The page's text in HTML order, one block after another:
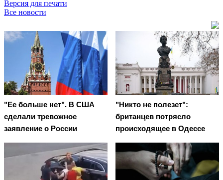
Версия для печати
Все новости
"Ее больше нет". В США
сделали тревожное
заявление о России
"Никто не полезет":
британцев потрясло
происходящее в Одессе